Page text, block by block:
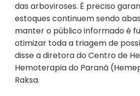
das arboviroses. É preciso
estoques continuem sendo
manter o público informado é
otimizar toda a triagem de
disse a diretora do Centro de
Hemoterapia do Paraná
Raksa.